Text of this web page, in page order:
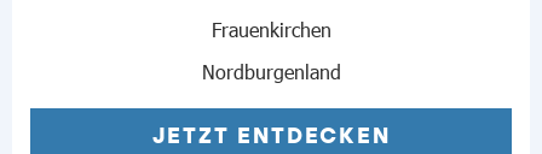
Frauenkirchen
Nordburgenland
JETZT ENTDECKEN